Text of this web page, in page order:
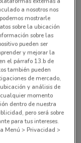
(cdmx)
Del
(cdmx)
a nosotros nos
mostrarle
sobre la ubicación
sobre las
pueden ser
y mejorar la
el párrafo 13.b de
también pueden
de mercado,
y análisis de
momento
dentro de nuestra
pero será sobre
para tus intereses.
Menú > Privacidad >